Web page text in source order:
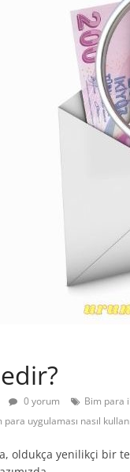
0 yorum Bim para
para uygulaması nasıl
oldukça yenilikçi bir